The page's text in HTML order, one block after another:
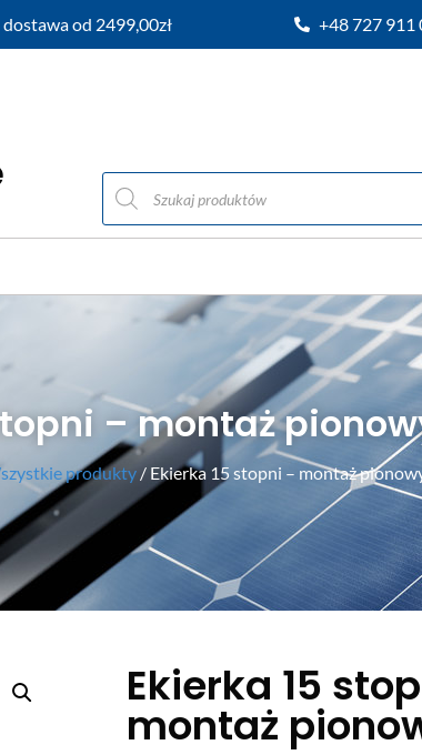
od 2499,00zł +48 727 911
– montaż
produkty / Ekierka 15 stopni – montaż
Ekierka 15
montaż